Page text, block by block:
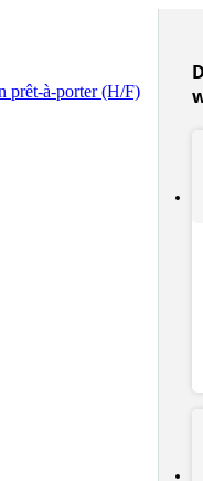
prêt-à-porter (H/F)